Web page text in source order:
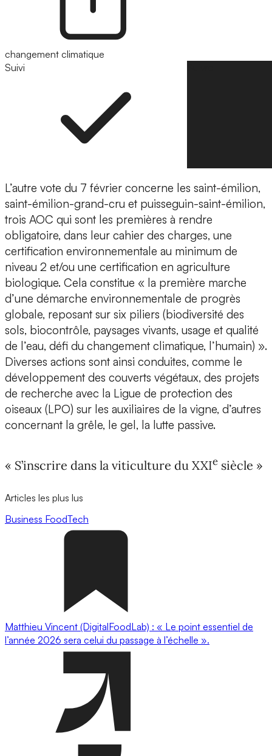
changement climatique
Suivi
L’autre vote du 7 février concerne les saint-émilion,
saint-émilion-grand-cru et puisseguin-saint-émilion,
trois AOC qui sont les premières à rendre
obligatoire, dans leur cahier des charges, une
certification environnementale au minimum de
niveau 2 et/ou une certification en agriculture
biologique. Cela constitue « la première marche
d’une démarche environnementale de progrès
globale, reposant sur six piliers (biodiversité des
sols, biocontrôle, paysages vivants, usage et qualité
de l’eau, défi du changement climatique, l’humain) ».
Diverses actions sont ainsi conduites, comme le
développement des couverts végétaux, des projets
de recherche avec la Ligue de protection des
oiseaux (LPO) sur les auxiliaires de la vigne, d’autres
concernant la grêle, le gel, la lutte passive.
« S’inscrire dans la viticulture du XXIe siècle »
Articles les plus lus
Business FoodTech
Matthieu Vincent (DigitalFoodLab) : « Le point essentiel de
l’année 2026 sera celui du passage à l’échelle ».